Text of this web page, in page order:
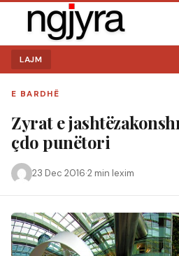
LAJM
E BARDHË
Zyrat e
çdo punëtori
23 Dec 2016·2 min lexim